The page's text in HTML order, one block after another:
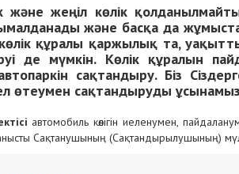
және жеңіл көлік
және басқа да
құралы қаржылық та,
де мүмкін. Көлік құралын
сақтандыру. Біз
өтеумен сақтандыруды
автомобиль көлігін иеленумен,
Сақтанушының (Сақтандырылушының)